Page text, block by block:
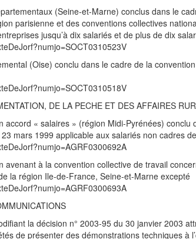
(Seine-et-Marne) conclus dans le
parisienne et des conventions collectives
jusqu’à dix salariés et de plus de dix
(Oise) conclu dans le cadre de la
DE LA PECHE ET DES AFFAIRES
accord « salaires » (région Midi-Pyrénées) conclu
mars 1999 applicable aux salariés non cadres
avenant à la convention collective de travail
la région Ile-de-France, Seine-et-Marne excepté
la décision n° 2003-95 du 30 janvier 2003
de présenter des démonstrations techniques à